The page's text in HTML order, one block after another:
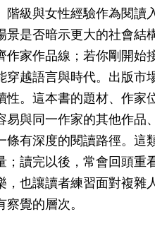
階級與女性經驗作為閱
是否暗示更大的社會
家作品線；若你剛開
穿越語言與時代。出版
性。這本書的題材、作
易與同一作家的其他作
有深度的閱讀路徑。
；讀完以後，常會回頭
，也讓讀者練習面對複
覺的層次。